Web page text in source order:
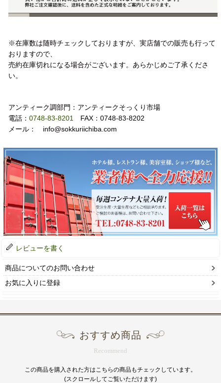
※在庫数は随時チェックしておりますが、実店舗での販売も行って
おりますので、
売約在庫切れになる場合がございます。あらかじめご了承くださ
い。
アンティーク調部門：アンティークそっくり市場
電話： 0748-83-8201
FAX：0748-83-8202
メール： info@sokkuriichiba.com
レビューを書く
商品についてのお問い合わせ
お気に入りに登録
おすすめ商品
Recommend
この商品を購入された方はこちらの商品もチェックしています。
(スクロールしてご覧いただけます)